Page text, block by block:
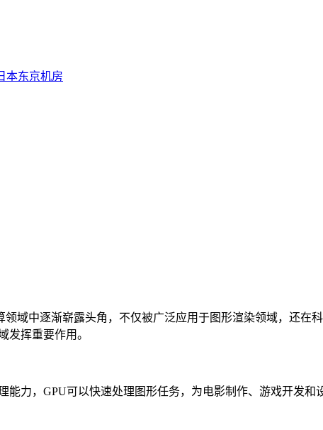
本东京机房
域中逐渐崭露头角，不仅被广泛应用于图形渲染领域，还在
发挥重要作用。
，GPU可以快速处理图形任务，为电影制作、游戏开发和